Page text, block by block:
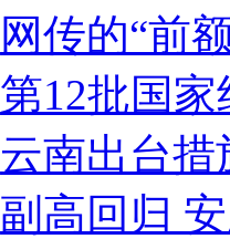
网传的“前
第12批国
云南出台
副高回归